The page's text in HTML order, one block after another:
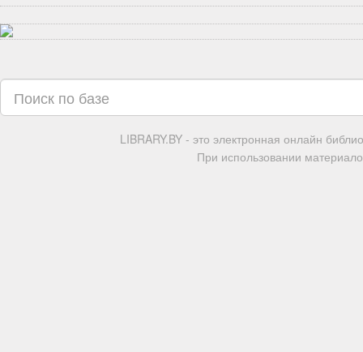
LIBRARY.BY - это электронная онлайн
При использовании